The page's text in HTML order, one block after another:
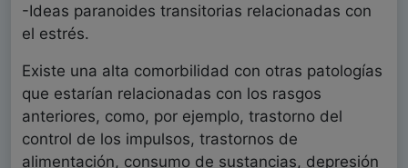
-Ideas paranoides transitorias relacionadas con
el estrés.
Existe una alta comorbilidad con otras patologías
que estarían relacionadas con los rasgos
anteriores, como, por ejemplo, trastorno del
control de los impulsos, trastornos de
alimentación, consumo de sustancias, depresión